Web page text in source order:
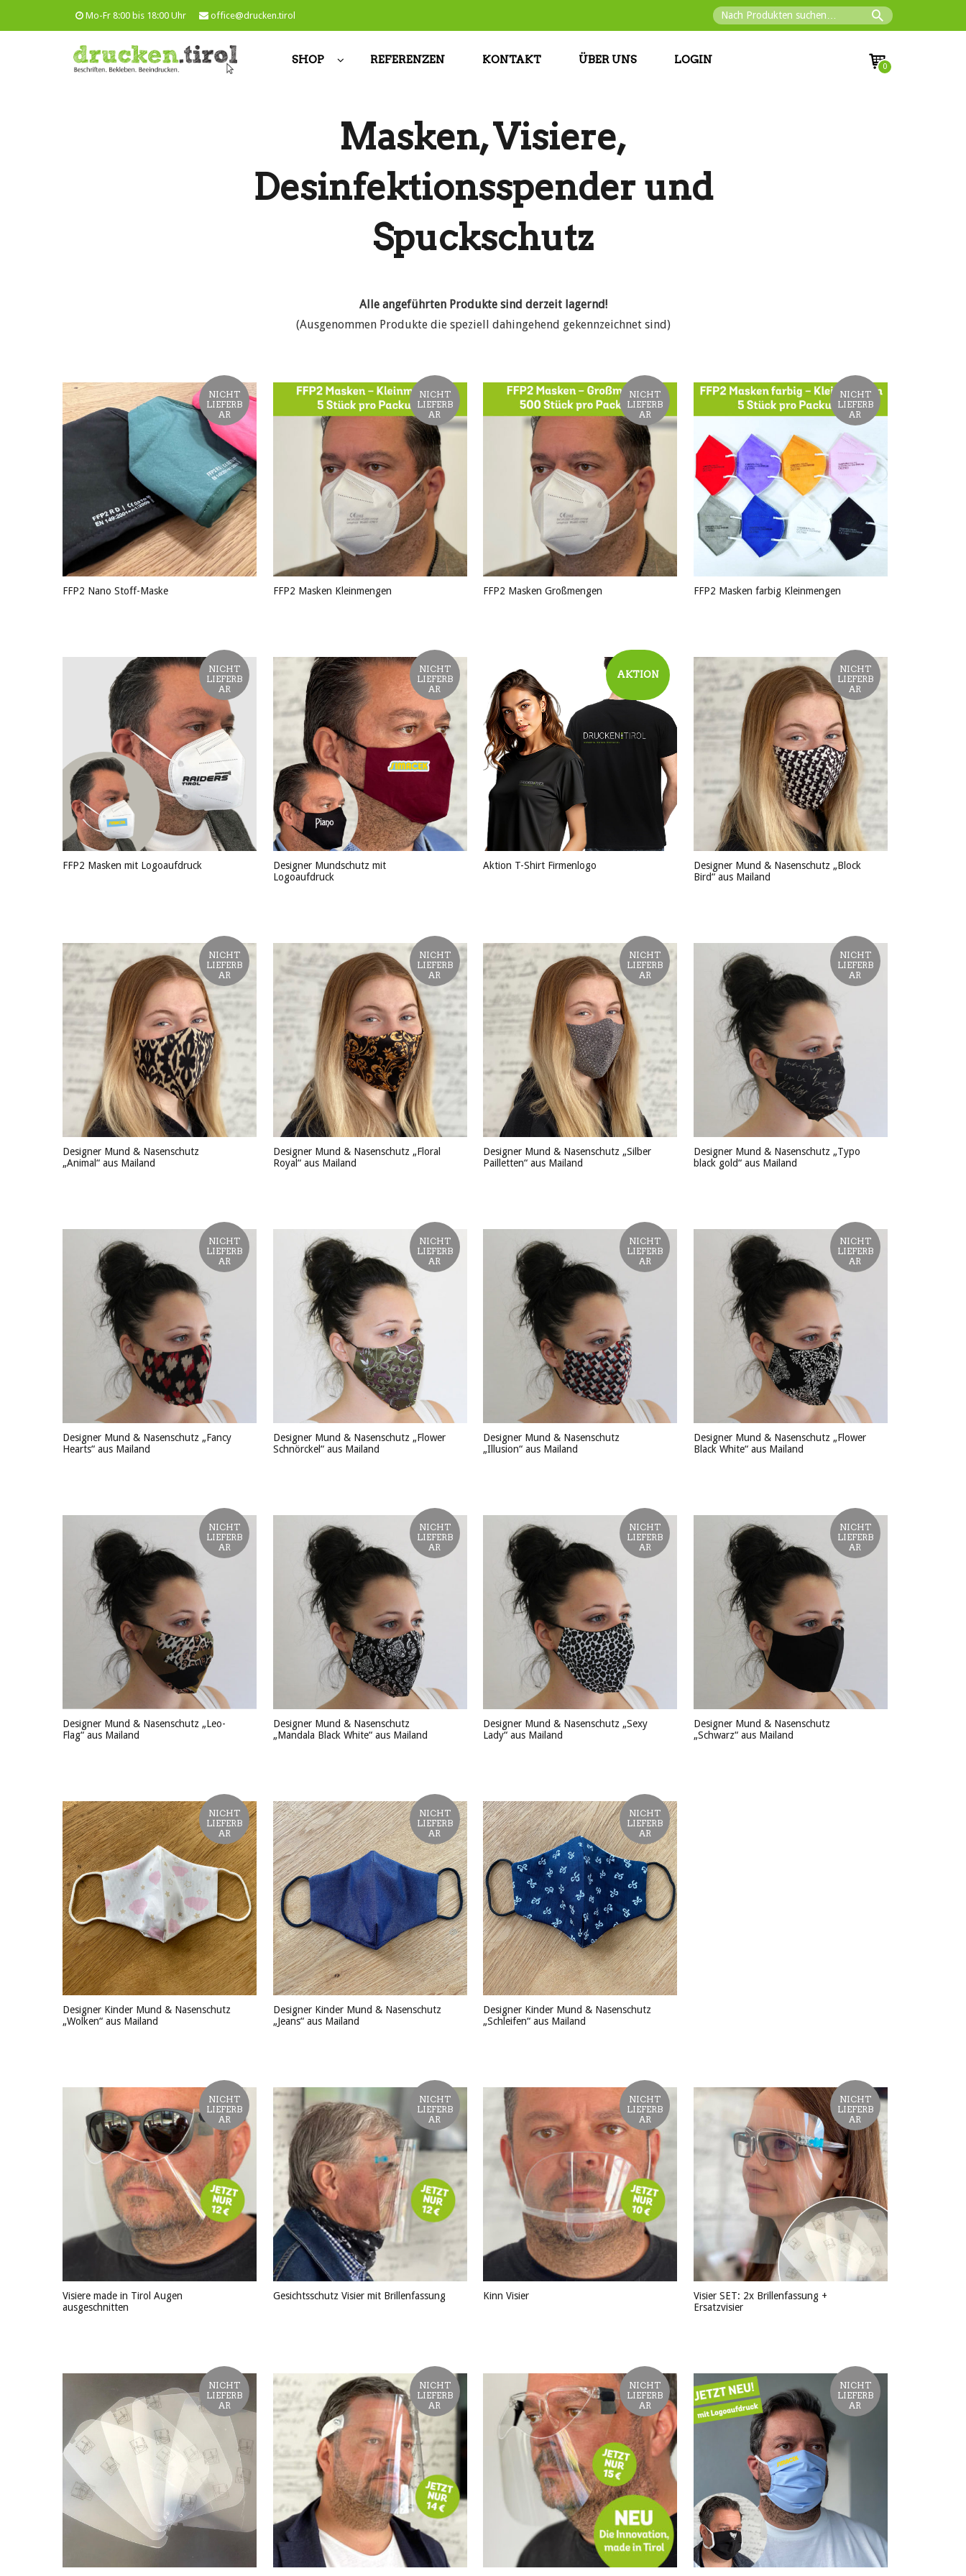
Mo-Fr 8:00 bis 18:00 Uhr office@drucken.tirol
SHOP REFERENZEN KONTAKT ÜBER UNS LOGIN
0
Masken, Visiere,
Desinfektionsspender und
Spuckschutz
Alle angeführten Produkte sind derzeit lagernd!
(Ausgenommen Produkte die speziell dahingehend gekennzeichnet sind)
NICHT
LIEFERB
AR
FFP2 Nano Stoff-Maske
NICHT
LIEFERB
AR
FFP2 Masken Kleinmengen
NICHT
LIEFERB
AR
FFP2 Masken Großmengen
NICHT
LIEFERB
AR
FFP2 Masken farbig Kleinmengen
NICHT
LIEFERB
AR
FFP2 Masken mit Logoaufdruck
NICHT
LIEFERB
AR
Designer Mundschutz mit
Logoaufdruck
AKTION
Aktion T-Shirt Firmenlogo
NICHT
LIEFERB
AR
Designer Mund & Nasenschutz „Block
Bird“ aus Mailand
NICHT
LIEFERB
AR
Designer Mund & Nasenschutz
„Animal“ aus Mailand
NICHT
LIEFERB
AR
Designer Mund & Nasenschutz „Floral
Royal“ aus Mailand
NICHT
LIEFERB
AR
Designer Mund & Nasenschutz „Silber
Pailletten“ aus Mailand
NICHT
LIEFERB
AR
Designer Mund & Nasenschutz „Typo
black gold“ aus Mailand
NICHT
LIEFERB
AR
Designer Mund & Nasenschutz „Fancy
Hearts“ aus Mailand
NICHT
LIEFERB
AR
Designer Mund & Nasenschutz „Flower
Schnörckel“ aus Mailand
NICHT
LIEFERB
AR
Designer Mund & Nasenschutz
„Illusion“ aus Mailand
NICHT
LIEFERB
AR
Designer Mund & Nasenschutz „Flower
Black White“ aus Mailand
NICHT
LIEFERB
AR
Designer Mund & Nasenschutz „Leo-
Flag“ aus Mailand
NICHT
LIEFERB
AR
Designer Mund & Nasenschutz
„Mandala Black White“ aus Mailand
NICHT
LIEFERB
AR
Designer Mund & Nasenschutz „Sexy
Lady“ aus Mailand
NICHT
LIEFERB
AR
Designer Mund & Nasenschutz
„Schwarz“ aus Mailand
NICHT
LIEFERB
AR
Designer Kinder Mund & Nasenschutz
„Wolken“ aus Mailand
NICHT
LIEFERB
AR
Designer Kinder Mund & Nasenschutz
„Jeans“ aus Mailand
NICHT
LIEFERB
AR
Designer Kinder Mund & Nasenschutz
„Schleifen“ aus Mailand
NICHT
LIEFERB
AR
Visiere made in Tirol Augen
ausgeschnitten
NICHT
LIEFERB
AR
Gesichtsschutz Visier mit Brillenfassung
NICHT
LIEFERB
AR
Kinn Visier
NICHT
LIEFERB
AR
Visier SET: 2x Brillenfassung +
Ersatzvisier
NICHT
LIEFERB
AR
NICHT
LIEFERB
AR
NICHT
LIEFERB
AR
NICHT
LIEFERB
AR